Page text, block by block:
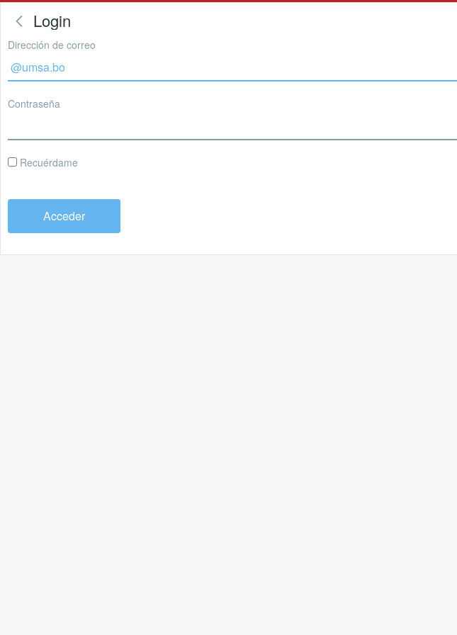
Login
Dirección de correo
Contraseña
Recuérdame
Acceder